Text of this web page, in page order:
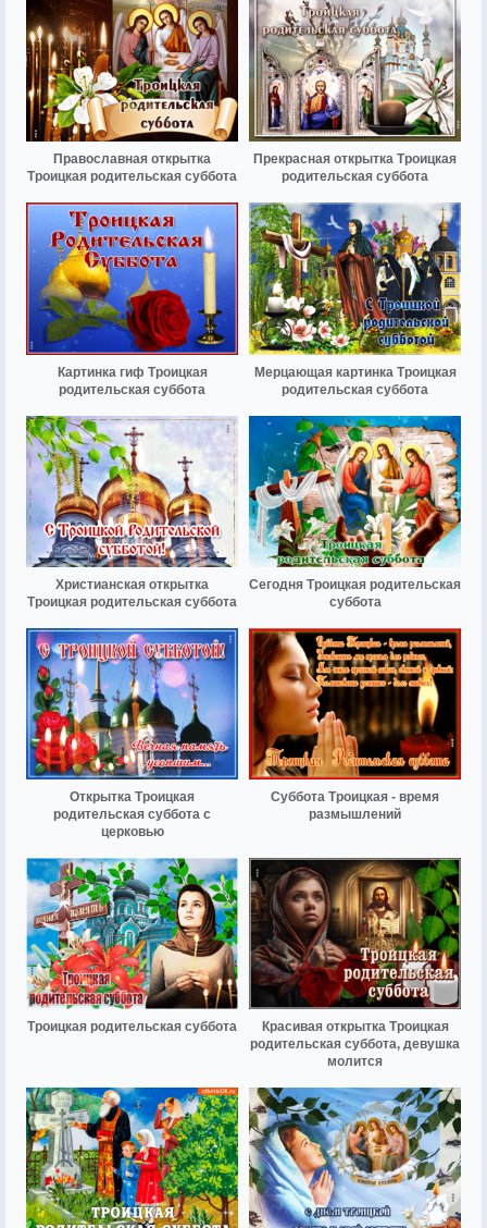
Православная открытка
Троицкая родительская суббота
Прекрасная открытка Троицкая
родительская суббота
Картинка гиф Троицкая
родительская суббота
Мерцающая картинка Троицкая
родительская суббота
Христианская открытка
Троицкая родительская суббота
Сегодня Троицкая родительская
суббота
Открытка Троицкая
родительская суббота с
церковью
Суббота Троицкая - время
размышлений
Троицкая родительская суббота
Красивая открытка Троицкая
родительская суббота, девушка
молится